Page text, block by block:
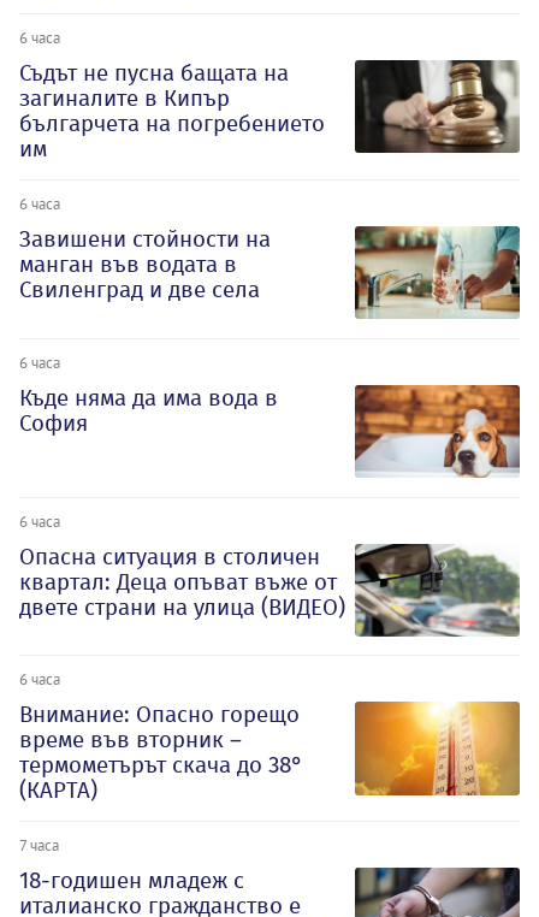
6 часа
Съдът не пусна бащата на
загиналите в Кипър
българчета на погребението
им
6 часа
Завишени стойности на
манган във водата в
Свиленград и две села
6 часа
Къде няма да има вода в
София
6 часа
Опасна ситуация в столичен
квартал: Деца опъват въже от
двете страни на улица (ВИДЕО)
6 часа
Внимание: Опасно горещо
време във вторник –
термометърът скача до 38°
(КАРТА)
7 часа
18-годишен младеж с
италианско гражданство е